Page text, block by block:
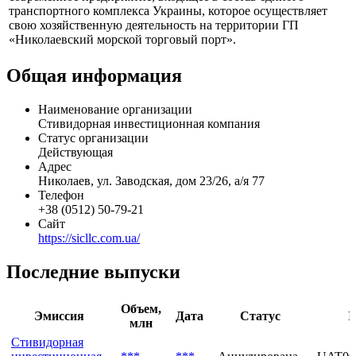
ООО «Стивидорная Инвестиционная Компания» —
современное предприятие, входящее в состав единого
транспортного комплекса Украины, которое осуществляет
свою хозяйственную деятельность на территории ГП
Общая информация
Наименование организации
Стивидорная инвестиционная компания
Статус организации
Действующая
Адрес
Николаев, ул. Заводская, дом 23/26, а/я 77
Телефон
Сайт
Последние выпуски